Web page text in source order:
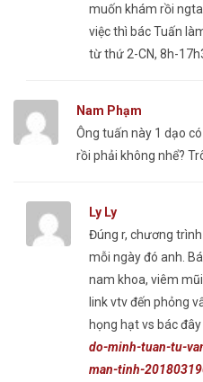
muốn khám rồi
việc thì bác Tuấn
từ thứ 2-CN, 8h-
Nam Phạm
Ông tuấn này 1 dạo
rồi phải không nhể?
Ly Ly
Đúng r, chương
mỗi ngày đó anh.
nam khoa, viêm
link vtv đến phỏng
họng hạt vs bác đây
do-minh-tuan-tu-
man-tinh-